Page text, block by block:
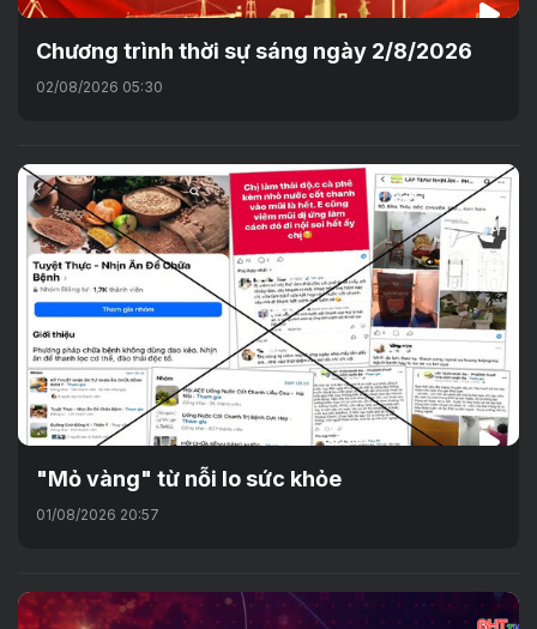
Chương trình thời sự sáng ngày 2/8/2026
02/08/2026 05:30
"Mỏ vàng" từ nỗi lo sức khỏe
01/08/2026 20:57